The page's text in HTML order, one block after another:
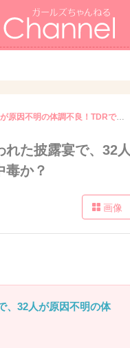
東京ディズニーシーのホテルで行われた披露宴で、32人が原因不明の体調不良！TDRで食中毒か？
た披露宴で、32人
毒か？
画像
、32人が原因不明の体